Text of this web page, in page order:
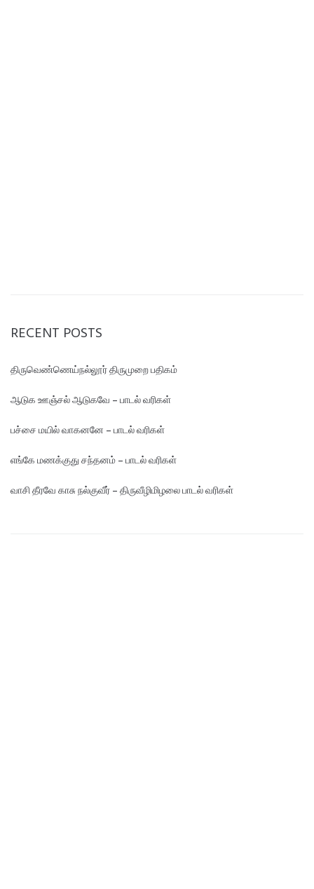
RECENT POSTS
திருவெண்ணெய்நல்லூர் திருமுறை பதிகம்
ஆடுக ஊஞ்சல் ஆடுகவே – பாடல் வரிகள்
பச்சை மயில் வாகனனே – பாடல் வரிகள்
எங்கே மண‌க்குது சந்தனம் – பாடல் வரிகள்
வாசி தீரவே காசு நல்குவீர் – திருவீழிமிழலை பாடல் வரிகள்